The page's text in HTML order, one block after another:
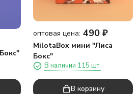
оптовая цена: 490 ₽
MilotaBox мини "Лиса
Бокс"
В наличии 115 шт.
В корзину